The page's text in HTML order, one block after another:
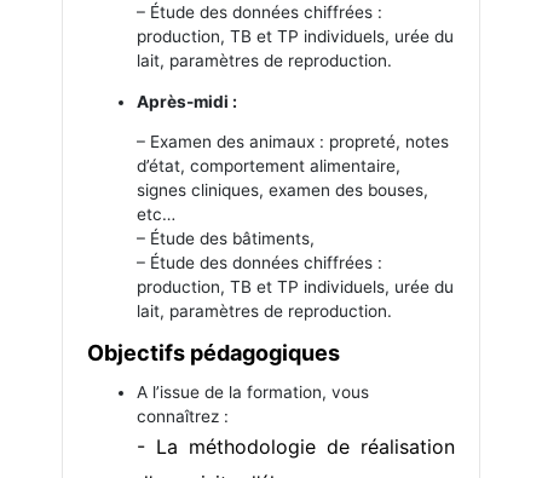
– Étude des données chiffrées :
production, TB et TP individuels, urée du
lait, paramètres de reproduction.
Après-midi :
– Examen des animaux : propreté, notes
d’état, comportement alimentaire,
signes cliniques, examen des bouses,
etc…
– Étude des bâtiments,
– Étude des données chiffrées :
production, TB et TP individuels, urée du
lait, paramètres de reproduction.
Objectifs pédagogiques
A l’issue de la formation, vous
connaîtrez :
- La méthodologie de réalisation